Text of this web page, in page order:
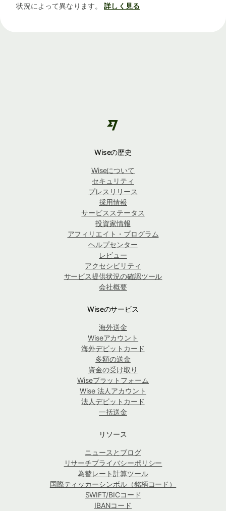
状況によって異なります。
詳しく見る
Wiseの歴史
Wiseについて
セキュリティ
プレスリリース
採用情報
サービスステータス
投資家情報
アフィリエイト・プログラム
ヘルプセンター
レビュー
アクセシビリティ
サービス提供状況の確認ツール
会社概要
Wiseのサービス
海外送金
Wiseアカウント
海外デビットカード
多額の送金
資金の受け取り
Wiseプラットフォーム
Wise 法人アカウント
法人デビットカード
一括送金
リソース
ニュースとブログ
リサーチプライバシーポリシー
為替レート計算ツール
国際ティッカーシンボル（銘柄コード）
SWIFT/BICコード
IBANコード